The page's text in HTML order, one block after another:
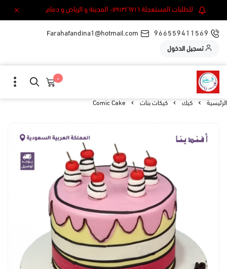
للطلبات المستعجلة ٠٥٩١٣٢٦٧١٦ المدينة و الرياض و دمام.
966559411569
Farahafandina1@hotmail.com
تسجيل الدخول
٠
الرئيسية كيك كيكات بنات Comic Cake